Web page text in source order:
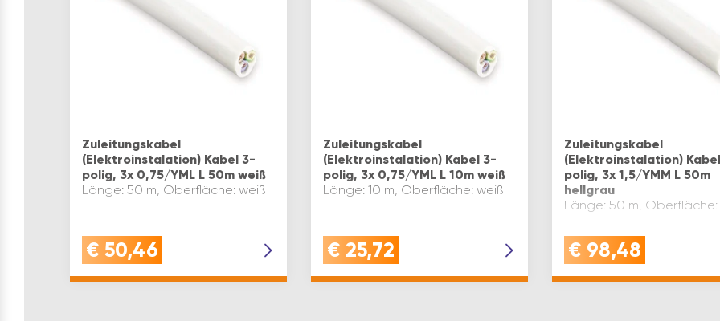
Zuleitungskabel
(Elektroinstalation) Kabel 3-
polig, 3x 0,75/YML L 50m weiß
Länge: 50 m, Oberfläche: weiß
€ 50,46
Zuleitungskabel
(Elektroinstalation) Kabel 3-
polig, 3x 0,75/YML L 10m weiß
Länge: 10 m, Oberfläche: weiß
€ 25,72
Zuleitungskabel
(Elektroinstalation)
polig, 3x 1,5/YMM L 50m
hellgrau
Länge: 50 m,
€ 98,48